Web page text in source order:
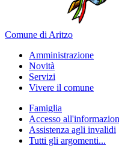
Comune di Aritzo
Amministrazione
Novità
Servizi
Vivere il comune
Famiglia
Accesso
Assistenza agli invalidi
Tutti gli argomenti...